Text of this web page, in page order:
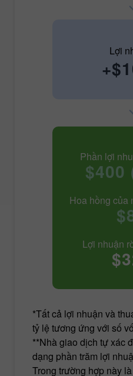
Lợi
Phần lợi
$400
Hoa hồng của
Lợi nhuận
*Tất cả lợi nhuận và
tỷ lệ tương ứng với số
**Nhà giao dịch tự xác
dạng phần trăm lợi
Trong trường hợp này